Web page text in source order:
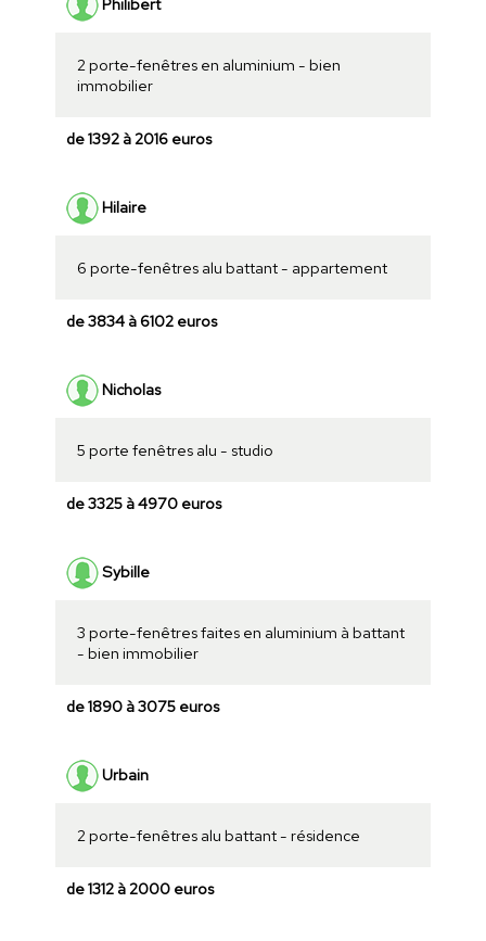
2 porte-fenêtres en aluminium - bien
immobilier
de 1392 à 2016 euros
Hilaire
6 porte-fenêtres alu battant - appartement
de 3834 à 6102 euros
Nicholas
5 porte fenêtres alu - studio
de 3325 à 4970 euros
Sybille
3 porte-fenêtres faites en aluminium à battant
- bien immobilier
de 1890 à 3075 euros
Urbain
2 porte-fenêtres alu battant - résidence
de 1312 à 2000 euros